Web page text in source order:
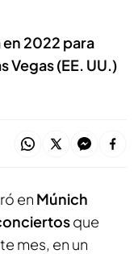
2022 para
Vegas (EE. UU.)
en Múnich
que
mes, en un